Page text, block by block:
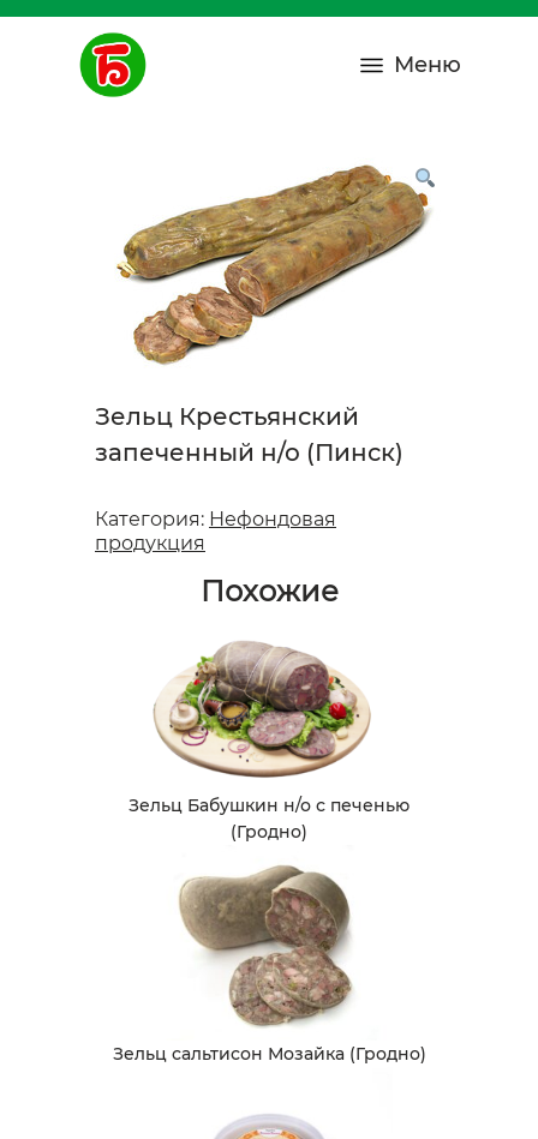
Меню
Зельц Крестьянский
запеченный н/о (Пинск)
Категория: Нефондовая
продукция
Похожие
Зельц Бабушкин н/о с печенью
(Гродно)
Зельц сальтисон Мозайка (Гродно)